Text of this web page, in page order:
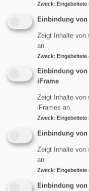
evangelisch in Tennenlohe und
Startseite Taufkerze
Zweck:
Einbindung
Zeigt Inhalte von
an.
Zweck:
Einbindung
iFrame
Zeigt Inhalte von
iFrames an.
Zweck:
Einbindung
Zeigt Inhalte von
an.
Zweck:
Einbindung von